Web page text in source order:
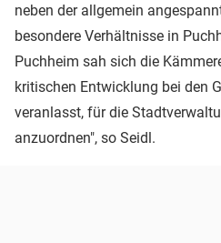
neben der allgemein
besondere Verhältnisse in
Puchheim sah sich die
kritischen Entwicklung bei den
veranlasst, für die
anzuordnen", so Seidl.